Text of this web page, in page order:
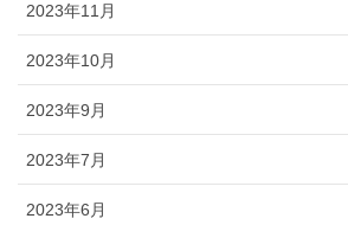
2023年11月
2023年10月
2023年9月
2023年7月
2023年6月